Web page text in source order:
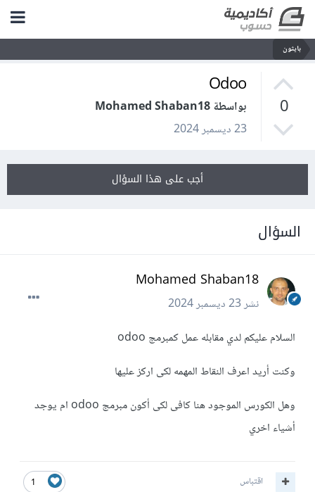
بايثون
0
Odoo
بواسطة Mohamed Shaban18
23 ديسمبر 2024
أجب على هذا السؤال
السؤال
Mohamed Shaban18
نشر23 ديسمبر 2024
السلام عليكم لدي مقابله عمل كمبرمج odoo
وكنت أريد اعرف النقاط المهمه لكى اركز عليها
وهل الكورس الموجود هنا كافى لكى أكون مبرمج odoo ام يوجد
أشياء اخري
1 اقتباس